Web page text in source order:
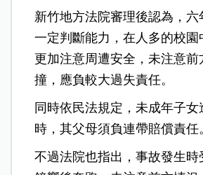
新竹地方法院審理後認為，
一定判斷能力，在人多的校
更加注意周遭安全，未注意前
撞，應負較大過失責任。
同時依民法規定，未成年子
時，其父母須負連帶賠償責任
不過法院也指出，事故發生時